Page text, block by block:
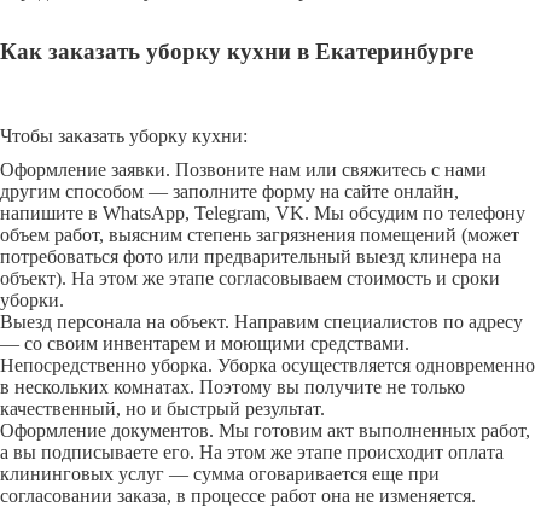
Как заказать уборку кухни в Екатеринбурге
Чтобы заказать уборку кухни:
Оформление заявки. Позвоните нам или свяжитесь с нами
другим способом — заполните форму на сайте онлайн,
напишите в WhatsApp, Telegram, VK. Мы обсудим по телефону
объем работ, выясним степень загрязнения помещений (может
потребоваться фото или предварительный выезд клинера на
объект). На этом же этапе согласовываем стоимость и сроки
уборки.
Выезд персонала на объект. Направим специалистов по адресу
— со своим инвентарем и моющими средствами.
Непосредственно уборка. Уборка осуществляется одновременно
в нескольких комнатах. Поэтому вы получите не только
качественный, но и быстрый результат.
Оформление документов. Мы готовим акт выполненных работ,
а вы подписываете его. На этом же этапе происходит оплата
клининговых услуг — сумма оговаривается еще при
согласовании заказа, в процессе работ она не изменяется.